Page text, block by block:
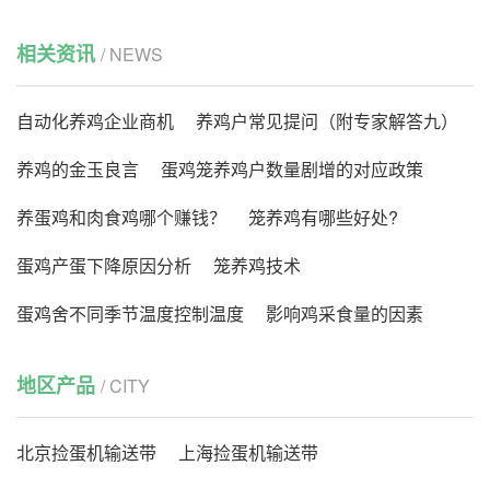
相关资讯 / NEWS
自动化养鸡企业商机
养鸡户常见提问（附专家解答九）
养鸡的金玉良言
蛋鸡笼养鸡户数量剧增的对应政策
养蛋鸡和肉食鸡哪个赚钱？
笼养鸡有哪些好处?
蛋鸡产蛋下降原因分析
笼养鸡技术
蛋鸡舍不同季节温度控制温度
影响鸡采食量的因素
地区产品 / CITY
北京捡蛋机输送带 上海捡蛋机输送带